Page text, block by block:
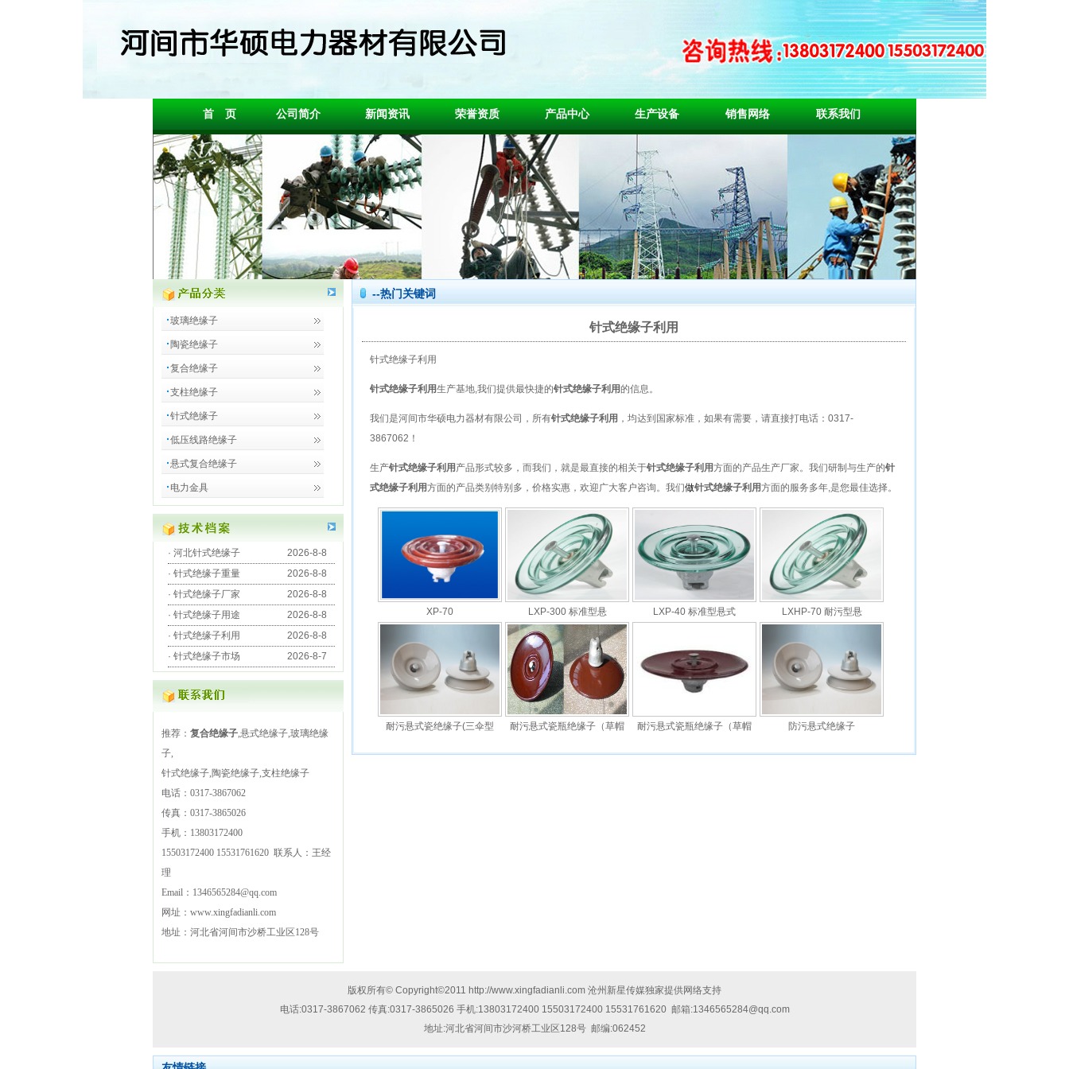
首 页 公司简介 新闻资讯 荣誉资质 产品中心 生产设备 销售网络 联系我们
玻璃绝缘子
陶瓷绝缘子
复合绝缘子
支柱绝缘子
针式绝缘子
低压线路绝缘子
悬式复合绝缘子
电力金具
· 河北针式绝缘子
2026-8-8
· 针式绝缘子重量
2026-8-8
· 针式绝缘子厂家
2026-8-8
· 针式绝缘子用途
2026-8-8
· 针式绝缘子利用
2026-8-8
· 针式绝缘子市场 2026-8-7
推荐： 复合绝缘子,悬式绝缘子,玻璃绝缘
子,
针式绝缘子,陶瓷绝缘子,支柱绝缘子
电话： 0317-3867062
传真： 0317-3865026
手机： 13803172400
15503172400 15531761620 联系人：王经
理
Email： 1346565284@qq.com
网址： www.xingfadianli.com
地址： 河北省河间市沙桥工业区128号
--热门关键词
针式绝缘子利用
针式绝缘子利用
针式绝缘子利用生产基地,我们提供最快捷的针式绝缘子利用的信息。
我们是河间市华硕电力器材有限公司 ，所有针式绝缘子利用 ，均达到国家标准，如果有需要，请直接打电话： 0317-
3867062 ！
生产针式绝缘子利用 产品形式较多，而我们，就是最直接的相关于针式绝缘子利用方面的产品生产厂家。我们研制与生产的针
式绝缘子利用方面的产品类别特别多，价格实惠，欢迎广大客户咨询。我们做针式绝缘子利用方面的服务多年,是您最佳选择。
XP-70 LXP-300 标准型悬 LXP-40 标准型悬式 LXHP-70 耐污型悬
耐污悬式瓷绝缘子(三伞型 耐污悬式瓷瓶绝缘子（草帽 耐污悬式瓷瓶绝缘子（草帽 防污悬式绝缘子
版权所有© Copyright©2011 http://www.xingfadianli.com 沧州新星传媒独家提供网络支持
电话:0317-3867062 传真:0317-3865026 手机:13803172400 15503172400 15531761620邮箱:1346565284@qq.com
地址:河北省河间市沙河桥工业区128号邮编:062452